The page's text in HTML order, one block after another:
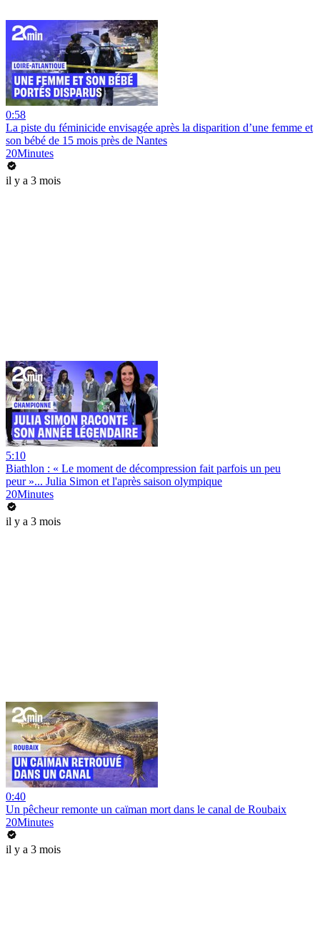
0:58
La piste du féminicide envisagée après la disparition d’une femme et
son bébé de 15 mois près de Nantes
20Minutes
il y a 3 mois
5:10
Biathlon : « Le moment de décompression fait parfois un peu
peur »... Julia Simon et l'après saison olympique
20Minutes
il y a 3 mois
0:40
Un pêcheur remonte un caïman mort dans le canal de Roubaix
20Minutes
il y a 3 mois